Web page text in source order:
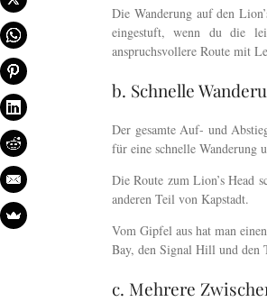
Die Wanderung auf den
eingestuft, wenn du die
anspruchsvollere Route mit
b. Schnelle
Der gesamte Auf- und
für eine schnelle Wanderung
Die Route zum Lion’s Head
anderen Teil von Kapstadt.
Vom Gipfel aus hat man
Bay, den Signal Hill und den
c. Mehrere